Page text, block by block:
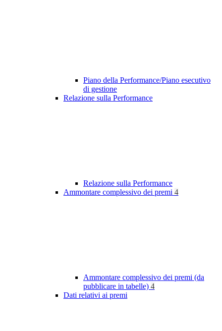
Piano della Performance/Piano esecutivo
di gestione
Relazione sulla Performance
Relazione sulla Performance
Ammontare complessivo dei premi 4
Ammontare complessivo dei premi (da
pubblicare in tabelle) 4
Dati relativi ai premi